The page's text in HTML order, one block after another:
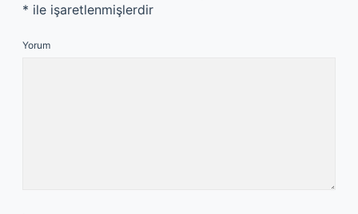
* ile işaretlenmişlerdir
Yorum